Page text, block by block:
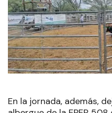
En la jornada, además,